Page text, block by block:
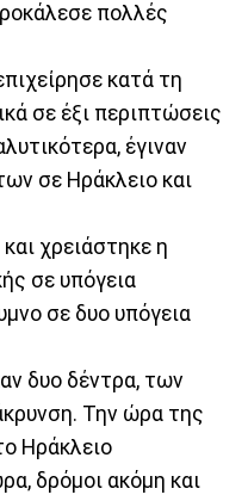
πολλές
κατά τη
σε έξι περιπτώσεις
έγιναν
σε Ηράκλειο και
χρειάστηκε η
σε υπόγεια
σε δυο υπόγεια
δυο δέντρα, των
Την ώρα της
Ηράκλειο
δρόμοι ακόμη και